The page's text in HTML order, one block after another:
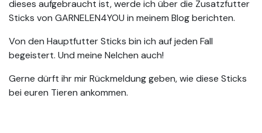
dieses aufgebraucht ist, werde ich über die Zusatzfutter
Sticks von GARNELEN4YOU in meinem Blog berichten.
Von den Hauptfutter Sticks bin ich auf jeden Fall
begeistert. Und meine Nelchen auch!
Gerne dürft ihr mir Rückmeldung geben, wie diese Sticks
bei euren Tieren ankommen.